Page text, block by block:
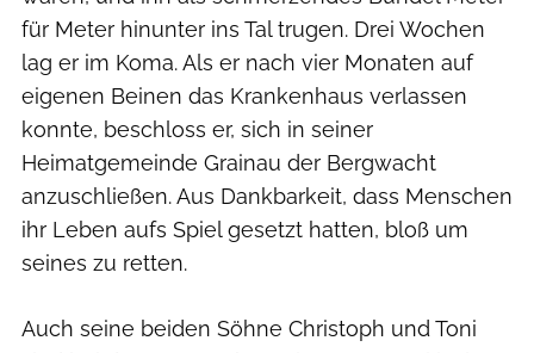
für Meter hinunter ins Tal trugen. Drei Wochen
lag er im Koma. Als er nach vier Monaten auf
eigenen Beinen das Krankenhaus verlassen
konnte, beschloss er, sich in seiner
Heimatgemeinde Grainau der Bergwacht
anzuschließen. Aus Dankbarkeit, dass Menschen
ihr Leben aufs Spiel gesetzt hatten, bloß um
seines zu retten.
Auch seine beiden Söhne Christoph und Toni